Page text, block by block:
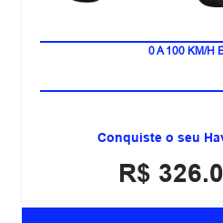
HÍBRIDO
Conquiste o seu
R$